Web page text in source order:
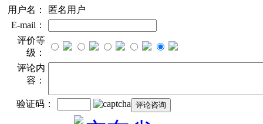
用户名：
匿名用户
E-mail：
评价等
级：
评论内
容：
验证码：